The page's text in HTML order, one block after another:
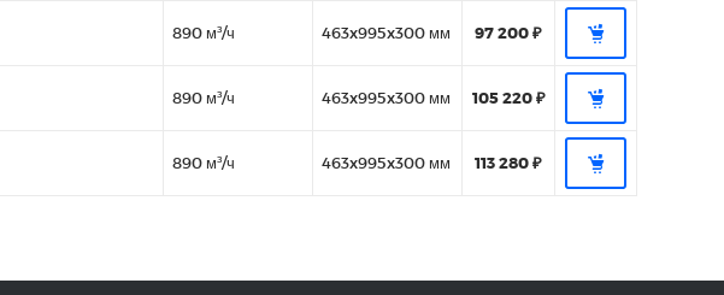
890 м³/ч 463x995x300 мм 97 200 ₽
890 м³/ч 463x995x300 мм 105 220 ₽
890 м³/ч 463x995x300 мм 113 280 ₽